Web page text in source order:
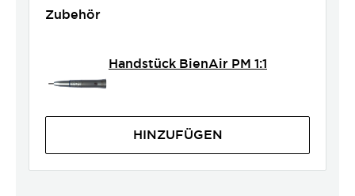
Zubehör
Handstück BienAir PM 1:1
HINZUFÜGEN